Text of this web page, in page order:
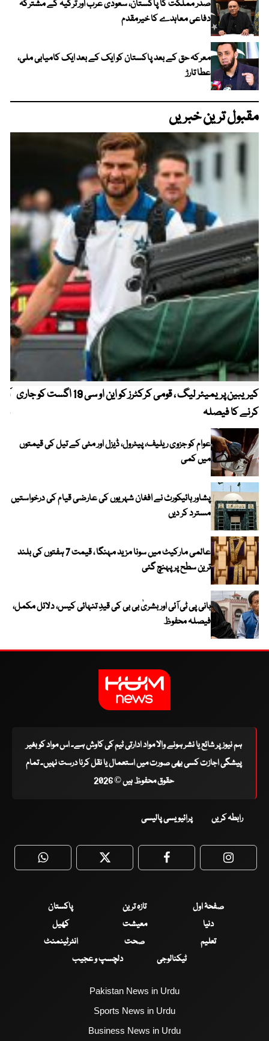
صدر مملکت کا پاکستان، سعودی عرب اور ترکیہ کے مشترکہ
دفاعی معاہدے کا خیرمقدم
معرکہ حق کے بعد پاکستان کو ایک کے بعد ایک کامیابی ملی،
عطا تارڑ
مقبول ترین خبریں
کیریبین پریمیئر لیگ ، قومی کرکٹرز کو این او سی 19 اگست کو جاری
کرنے کا فیصلہ
عوام کو جزوی ریلیف، پیٹرول، ڈیزل اور مٹی کے تیل کی قیمتوں
میں کمی
پشاور ہائیکورٹ نے افغان شہریوں کی عارضی قیام کی درخواستیں
مسترد کر دیں
عالمی مارکیٹ میں سونا مزید مہنگا ، قیمت 7 ہفتوں کی بلند
ترین سطح پر پہنچ گئی
بانی پی ٹی آئی اور بشریٰ بی بی کی قیدِ تنہائی کیس، دلائل مکمل،
فیصلہ محفوظ
ہم نیوز پر شائع یا نشر ہونے والا مواد ادارتی ٹیم کی کاوش ہے۔ اس مواد کو بغیر
پیشگی اجازت کسی بھی صورت میں استعمال یا نقل کرنا درست نہیں۔ تمام
حقوق محفوظ ہیں © 2026
رابطہ کریں پرائیویسی پالیسی
WhatsApp Twitter Facebook
صفحۂ اول تازہ ترین
پاکستان
دنیا
معیشت
کھیل
تعلیم
صحت
انٹرٹینمنٹ
ٹیکنالوجی
دلچسپ و عجیب
Pakistan News in Urdu
Sports News in Urdu
Business News in Urdu